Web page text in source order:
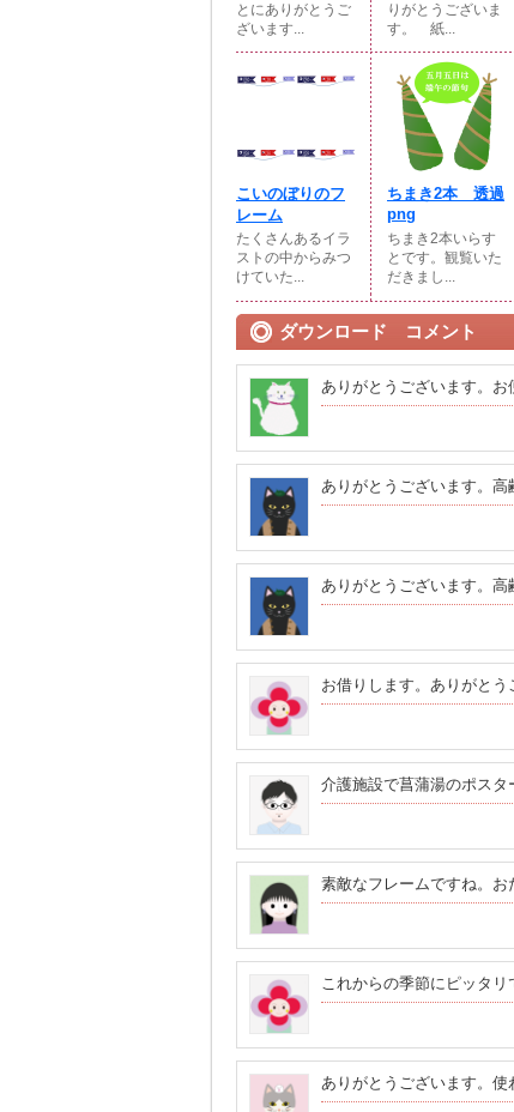
とにありがとうご
ざいます...
りがとうございま
す。 紙...
こいのぼりのフ
レーム
たくさんあるイラ
ストの中からみつ
けていた...
ちまき2本 透過
png
ちまき2本いらす
とです。観覧いた
だきまし...
ダウンロード コメント
ありがとうございます。お
ありがとうございます。
ありがとうございます。
お借りします。ありがとう
介護施設で菖蒲湯のポスタ
素敵なフレームですね。お
これからの季節にピッタ
ありがとうございます。使